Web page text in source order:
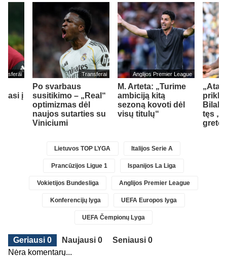
į
Transferai
Po svarbaus
susitikimo – „Real“
optimizmas dėl
naujos sutarties su
Viniciumi
Anglijos Premier League
M. Arteta: „Turime
ambiciją kitą
sezoną kovoti dėl
visų titulų“
Bilal
tęs
Lietuvos TOP LYGA Italijos Serie A
Prancūzijos Ligue 1 Ispanijos La Liga
Vokietijos Bundesliga Anglijos Premier League
Konferencijų lyga UEFA Europos lyga
UEFA Čempionų Lyga
Geriausi 0 Naujausi 0
Seniausi 0
Nėra komentarų...